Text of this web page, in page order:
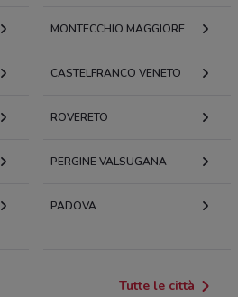
MONTECCHIO MAGGIORE
CASTELFRANCO VENETO
ROVERETO
PERGINE VALSUGANA
PADOVA
Tutte le città